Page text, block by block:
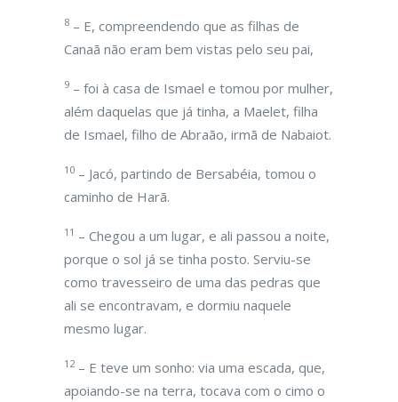
8 – E, compreendendo que as filhas de
Canaã não eram bem vistas pelo seu pai,
9 – foi à casa de Ismael e tomou por mulher,
além daquelas que já tinha, a Maelet, filha
de Ismael, filho de Abraão, irmã de Nabaiot.
10 – Jacó, partindo de Bersabéia, tomou o
caminho de Harã.
11 – Chegou a um lugar, e ali passou a noite,
porque o sol já se tinha posto. Serviu-se
como travesseiro de uma das pedras que
ali se encontravam, e dormiu naquele
mesmo lugar.
12– E teve um sonho: via uma escada, que,
apoiando-se na terra, tocava com o cimo o